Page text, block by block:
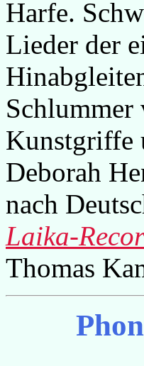
Harfe.
Lieder der
Schlummer
Kunstgriffe
Deborah
nach
Laika-
Thomas